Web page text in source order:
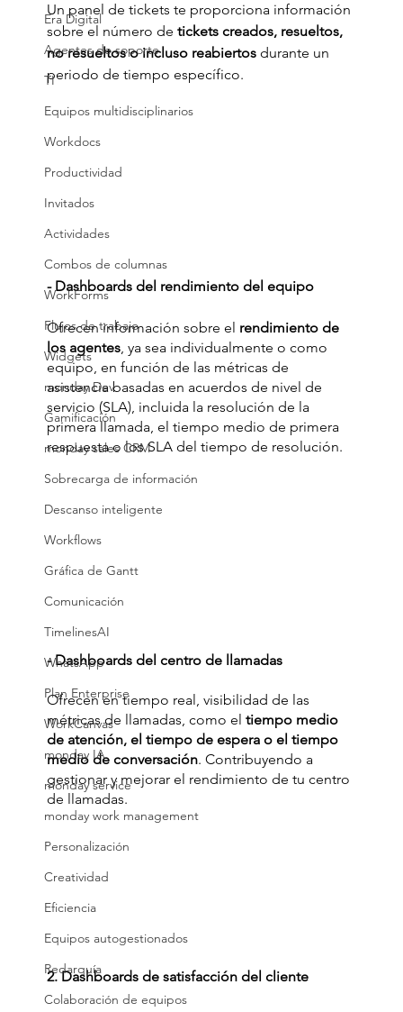
Era Digital
Agentes de soporte
TI
Equipos multidisciplinarios
Workdocs
Productividad
Invitados
Actividades
Combos de columnas
WorkForms
Flujos de trabajo
Widgets
monday Dev
Gamificación
monday sales CRM
Sobrecarga de información
Descanso inteligente
Workflows
Gráfica de Gantt
Comunicación
TimelinesAI
WhatsApp
Plan Enterprise
WorkCanvas
monday IA
monday service
monday work management
Personalización
Creatividad
Eficiencia
Equipos autogestionados
Redarquía
Colaboración de equipos
Un panel de tickets te proporciona información
sobre el número de tickets creados, resueltos,
no resueltos o incluso reabiertos durante un
periodo de tiempo específico.
- Dashboards del rendimiento del equipo
Ofrecen información sobre el rendimiento de
los agentes, ya sea individualmente o como
equipo, en función de las métricas de
asistencia basadas en acuerdos de nivel de
servicio (SLA), incluida la resolución de la
primera llamada, el tiempo medio de primera
respuesta o los SLA del tiempo de resolución.
- Dashboards del centro de llamadas
Ofrecen en tiempo real, visibilidad de las
métricas de llamadas, como el tiempo medio
de atención, el tiempo de espera o el tiempo
medio de conversación. Contribuyendo a
gestionar y mejorar el rendimiento de tu centro
de llamadas.
2. Dashboards de satisfacción del cliente